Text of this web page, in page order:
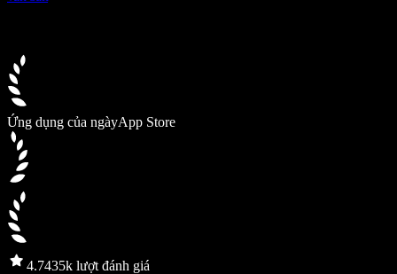
Ứng dụng của ngàyApp Store
4.7435k lượt đánh giá